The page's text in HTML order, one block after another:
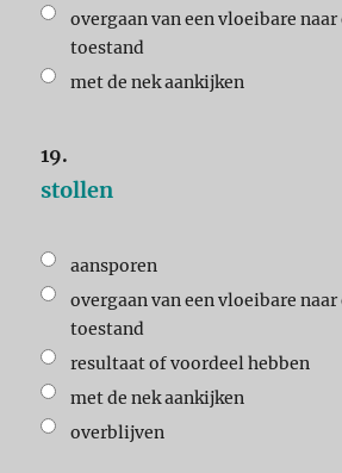
overgaan van een vloeibare naar
toestand
met de nek aankijken
19.
stollen
aansporen
overgaan van een vloeibare naar
toestand
resultaat of voordeel hebben
met de nek aankijken
overblijven